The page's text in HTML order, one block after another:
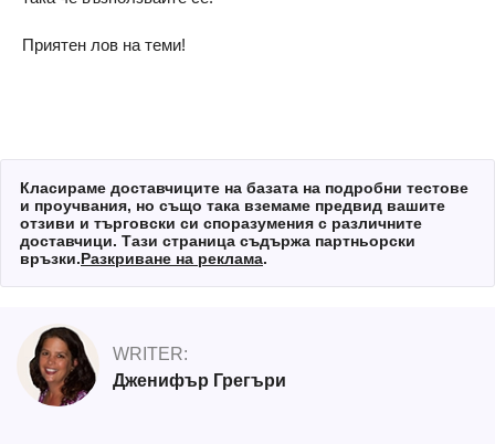
Приятен лов на теми!
Класираме доставчиците на базата на подробни тестове
и проучвания, но също така вземаме предвид вашите
отзиви и търговски си споразумения с различните
доставчици. Тази страница съдържа партньорски
връзки.Разкриване на реклама.
WRITER:
Дженифър Грегъри